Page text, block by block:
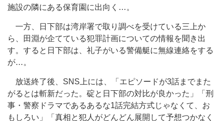
施設の隣にある保育園に出向く…。
一方、日下部は湾岸署で取り調べを受けている三上か
ら、田淵が企てている犯罪計画についての情報を聞き出
す。すると日下部は、礼子がいる警備艇に無線連絡をする
が…。
放送終了後、SNS上には、「エピソードが3話までまた
がるとは斬新だった。碇と日下部の対比が良かった」「刑
事・警察ドラマであるあるな1話完結方式じゃなくて、お
もしろい」「真相と犯人がどんどん展開して予想つかなく